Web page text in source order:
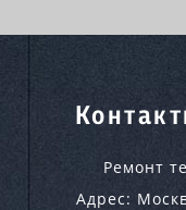
Ремонт
Адрес: